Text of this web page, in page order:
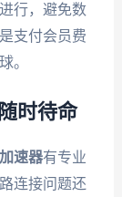
行，避免数
支付会员费
。
时待命
速器有专业
连接问题还